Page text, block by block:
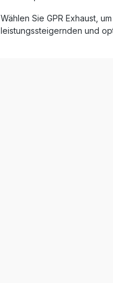
(Inox) – korrosions- und
hitzebeständig Leichte Montage dank
Wählen Sie GPR Exhaust,
leistungssteigernden und